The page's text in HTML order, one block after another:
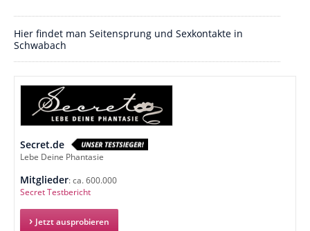
Hier findet man Seitensprung und Sexkontakte in
Schwabach
Secret.de
Lebe Deine Phantasie
Mitglieder: ca. 600.000
Secret Testbericht
Jetzt ausprobieren